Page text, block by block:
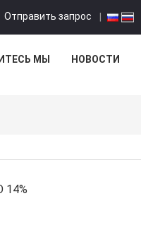
Отправить запрос |
МЫ НОВОСТИ
14%